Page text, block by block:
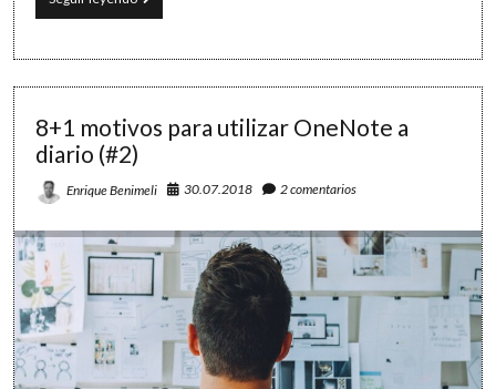
un
para
5
áreas
8+1 motivos para utilizar OneNote a
diario (#2)
Enrique Benimeli 30.07.2018 2 comentarios